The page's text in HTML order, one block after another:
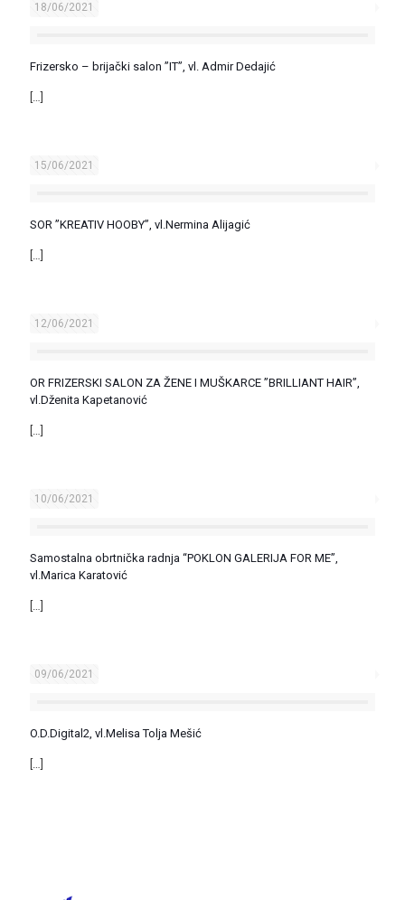
18/06/2021
Frizersko – brijački salon ”IT”, vl. Admir Dedajić
[…]
15/06/2021
SOR ”KREATIV HOOBY”, vl.Nermina Alijagić
[…]
12/06/2021
OR FRIZERSKI SALON ZA ŽENE I MUŠKARCE ”BRILLIANT HAIR”,
vl.Dženita Kapetanović
[…]
10/06/2021
Samostalna obrtnička radnja “POKLON GALERIJA FOR ME”,
vl.Marica Karatović
[…]
09/06/2021
O.D.Digital2, vl.Melisa Tolja Mešić
[…]